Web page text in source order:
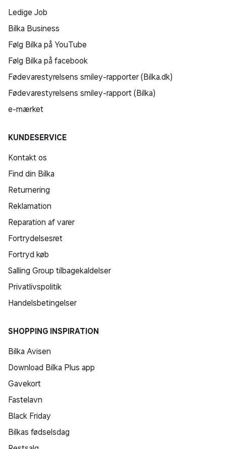
Ledige Job
Bilka Business
Følg Bilka på YouTube
Følg Bilka på facebook
Fødevarestyrelsens smiley-rapporter (Bilka.dk)
Fødevarestyrelsens smiley-rapport (Bilka)
e-mærket
KUNDESERVICE
Kontakt os
Find din Bilka
Returnering
Reklamation
Reparation af varer
Fortrydelsesret
Fortryd køb
Salling Group tilbagekaldelser
Privatlivspolitik
Handelsbetingelser
SHOPPING INSPIRATION
Bilka Avisen
Download Bilka Plus app
Gavekort
Fastelavn
Black Friday
Bilkas fødselsdag